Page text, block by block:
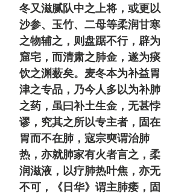
冬又滋腻队中之上将，或更以
沙参、玉竹、二母等柔润甘寒
之物辅之，则盘踞不行，辟为
窟宅，而清肃之肺金，遂为痰
饮之渊薮矣。麦冬本为补益胃
津之专品，乃今人多以为补肺
之药，虽曰补土生金，无甚悖
谬，究其之所以专主者，固在
胃而不在肺，寇宗奭谓治肺
热，亦就肺家有火者言之，柔
润滋液，以疗肺热叶焦，亦无
不可，《日华》谓主肺痿，固